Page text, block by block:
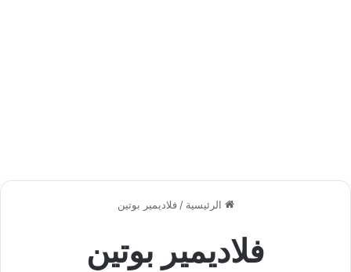
الرئيسية / فلاديمير بوتين
فلاديمير بوتين